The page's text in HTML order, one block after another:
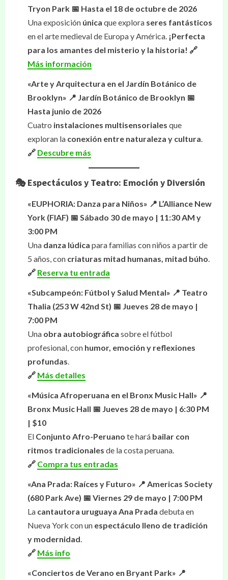
Tryon Park 📅 Hasta el 18 de octubre de 2026
Una exposición única que explora seres fantásticos
en el arte medieval de Europa y América. ¡Perfecta
para los amantes del misterio y la historia! 🔗
Más información
«Arte y Arquitectura en el Jardín Botánico de
Brooklyn» 📍 Jardín Botánico de Brooklyn 📅
Hasta junio de 2026
Cuatro instalaciones multisensoriales que
exploran la conexión entre naturaleza y cultura.
🔗 Descubre más
🎭 Espectáculos y Teatro: Emoción y Diversión
«EUPHORIA: Danza para Niños» 📍 L’Alliance New
York (FIAF) 📅 Sábado 30 de mayo | 11:30 AM y
3:00 PM
Una danza lúdica para familias con niños a partir de
5 años, con criaturas mitad humanas, mitad búho.
🔗 Reserva tu entrada
«Subcampeón: Fútbol y Salud Mental» 📍 Teatro
Thalia (253 W 42nd St) 📅 Jueves 28 de mayo |
7:00 PM
Una obra autobiográfica sobre el fútbol
profesional, con humor, emoción y reflexiones
profundas.
🔗 Más detalles
«Música Afroperuana en el Bronx Music Hall» 📍
Bronx Music Hall 📅 Jueves 28 de mayo | 6:30 PM
| $10
El Conjunto Afro-Peruano te hará bailar con
ritmos tradicionales de la costa peruana.
🔗 Compra tus entradas
«Ana Prada: Raíces y Futuro» 📍 Americas Society
(680 Park Ave) 📅 Viernes 29 de mayo | 7:00 PM
La cantautora uruguaya Ana Prada debuta en
Nueva York con un espectáculo lleno de tradición
y modernidad.
🔗 Más info
«Conciertos de Verano en Bryant Park» 📍